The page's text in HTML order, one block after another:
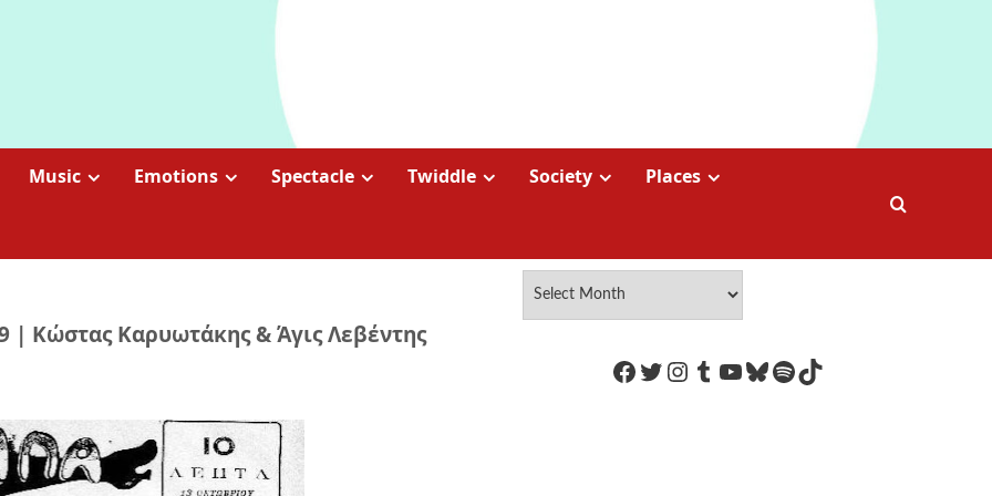
Music Emotions Spectacle Twiddle Society Places
| Κώστας Καρυωτάκης & Άγις Λεβέντης
https://www.facebook.com/
Twitter
Instagram
Tumblr
YouTube
Bluesky
Spotify
TikTok